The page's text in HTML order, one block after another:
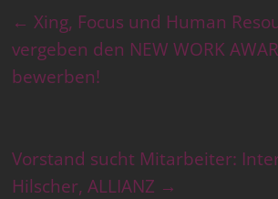
← Xing, Focus und Human
vergeben den NEW WORK
bewerben!
Vorstand sucht Mitarbeiter:
Hilscher, ALLIANZ →